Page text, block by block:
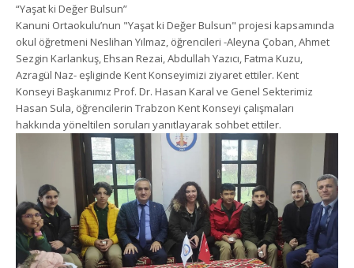
“Yaşat ki Değer Bulsun”
Kanuni Ortaokulu’nun "Yaşat ki Değer Bulsun" projesi kapsamında
okul öğretmeni Neslihan Yılmaz, öğrencileri -Aleyna Çoban, Ahmet
Sezgin Karlankuş, Ehsan Rezai, Abdullah Yazıcı, Fatma Kuzu,
Azragül Naz- eşliginde Kent Konseyimizi ziyaret ettiler. Kent
Konseyi Başkanımız Prof. Dr. Hasan Karal ve Genel Sekterimiz
Hasan Sula, öğrencilerin Trabzon Kent Konseyi çalışmaları
hakkında yöneltilen soruları yanıtlayarak sohbet ettiler.